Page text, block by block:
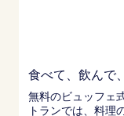
食べて、飲んで
無料のビュッフェ
トランでは、料理